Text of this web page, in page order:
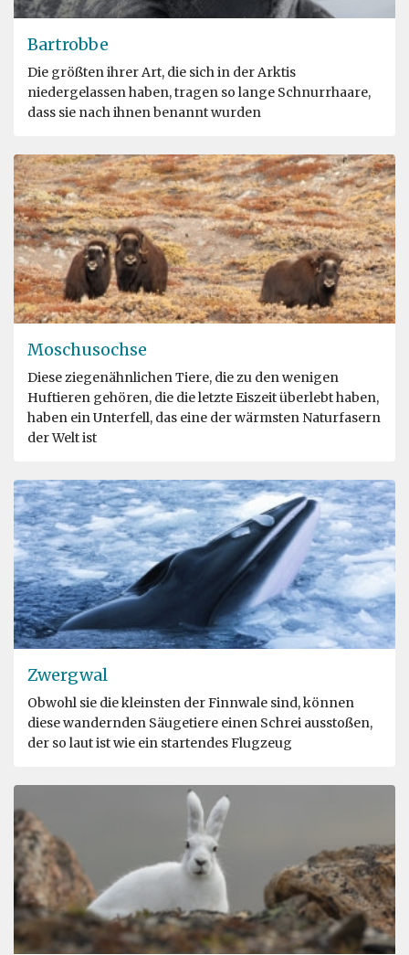
Bartrobbe
Die größten ihrer Art, die sich in der Arktis
niedergelassen haben, tragen so lange Schnurrhaare,
dass sie nach ihnen benannt wurden
Moschusochse
Diese ziegenähnlichen Tiere, die zu den wenigen
Huftieren gehören, die die letzte Eiszeit überlebt haben,
haben ein Unterfell, das eine der wärmsten Naturfasern
der Welt ist
Zwergwal
Obwohl sie die kleinsten der Finnwale sind, können
diese wandernden Säugetiere einen Schrei ausstoßen,
der so laut ist wie ein startendes Flugzeug